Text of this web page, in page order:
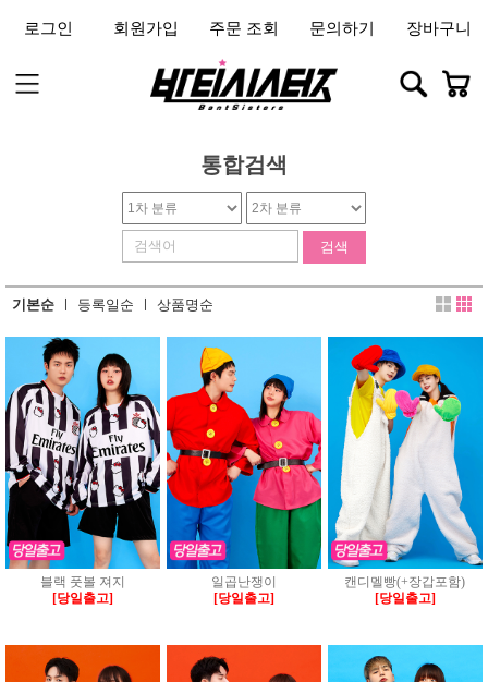
로그인 회원가입 주문 조회 문의하기 장바구니
통합검색
1차 분류 2차 분류
검색
기본순 ㅣ 등록일순 ㅣ 상품명순
블랙 풋볼 져지
[당일출고]
일곱난쟁이
[당일출고]
캔디멜빵(+장갑포함)
[당일출고]